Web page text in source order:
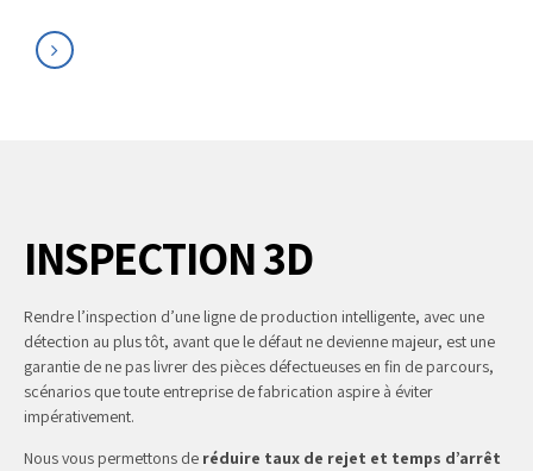
INSPECTION 3D
Rendre l’inspection d’une ligne de production intelligente, avec une
détection au plus tôt, avant que le défaut ne devienne majeur, est une
garantie de ne pas livrer des pièces défectueuses en fin de parcours,
scénarios que toute entreprise de fabrication aspire à éviter
impérativement.
Nous vous permettons de réduire taux de rejet et temps d’arrêt